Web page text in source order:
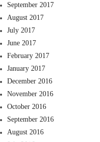
September 2017
August 2017
July 2017
June 2017
February 2017
January 2017
December 2016
November 2016
October 2016
September 2016
August 2016